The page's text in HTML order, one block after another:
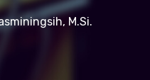
M.Si.